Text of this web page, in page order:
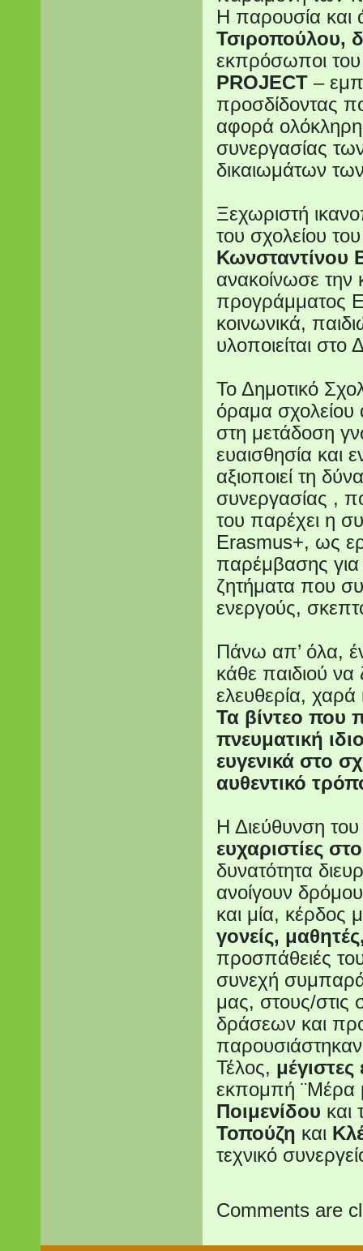
Η παρουσία
Τσιροπούλου,
εκπρόσωποι
PROJECT–
προσδίδοντας
αφορά ολόκληρη
συνεργασίας
δικαιωμάτων
Ξεχωριστή
του σχολείου
Κωνσταντίνου
ανακοίνωσε την
προγράμματος
κοινωνικά,
υλοποιείται
Το Δημοτικό
όραμα σχολείου
στη μετάδοση
ευαισθησία και
αξιοποιεί τη
συνεργασίας ,
του παρέχει η
Erasmus+, ως
παρέμβασης για
ζητήματα που
ενεργούς,
Πάνω απ’ όλα,
κάθε παιδιού να
ελευθερία, χαρά
Τα βίντεο που
πνευματική
ευγενικά στο
αυθεντικό
Η Διεύθυνση
ευχαριστίες
δυνατότητα
ανοίγουν
και μία, κέρδος
γονείς,
προσπάθειές
συνεχή
μας, στους/στις
δράσεων και
Τέλος,
εκπομπή ¨Μέρα
Ποιμενίδου και
Τοπούζη και
τεχνικό
Comments are